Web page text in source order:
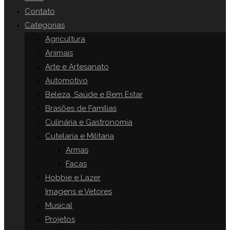
Contato
Categorias
Agricultura
Animais
Arte e Artesanato
Automotivo
Beleza, Saúde e Bem Estar
Brasões de Famílias
Culinária e Gastronomia
Cutelaria e Militaria
Armas
Facas
Hobbie e Lazer
Imagens e Vetores
Musical
Projetos